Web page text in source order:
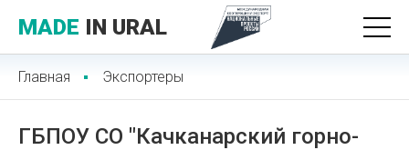
MADE IN URAL
Главная Экспортеры
ГБПОУ СО "Качканарский горно-